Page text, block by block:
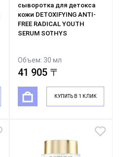
сыворотка для детокса
кожи DETOXIFYING ANTI-
FREE RADICAL YOUTH
SERUM SOTHYS
Объем: 30 мл
41 905 〒
49 300 〒
КУПИТЬ В 1 КЛИК